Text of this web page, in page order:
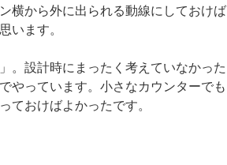
横から外に出られる動線にしておけば
います。
。設計時にまったく考えていなかった
やっています。小さなカウンターでも
ておけばよかったです。